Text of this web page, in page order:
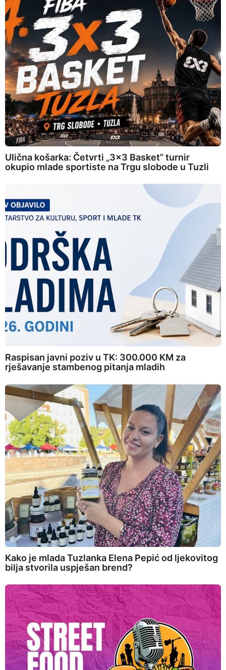
Ulična košarka: Četvrti „3×3 Basket” turnir
okupio mlade sportiste na Trgu slobode u Tuzli
Raspisan javni poziv u TK: 300.000 KM za
rješavanje stambenog pitanja mladih
Kako je mlada Tuzlanka Elena Pepić od ljekovitog
bilja stvorila uspješan brend?